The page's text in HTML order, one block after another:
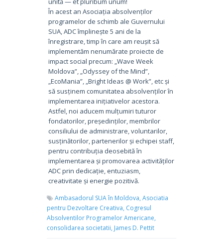
În acest an Asociația absolvenților
programelor de schimb ale Guvernului
SUA, ADC împlinește 5 ani de la
înregistrare, timp în care am reușit să
implementăm nenumărate proiecte de
impact social precum: „Wave Week
Moldova”, „Odyssey of the Mind”,
„EcoMania”, „Bright Ideas @ Work”, etc și
să susținem comunitatea absolvenților în
implementarea inițiativelor acestora.
Astfel, noi aducem mulțumiri tuturor
fondatorilor, președinților, membrilor
consiliului de administrare, voluntarilor,
susținătorilor, partenerilor și echipei staff,
pentru contribuția deosebită în
implementarea și promovarea activităților
ADC prin dedicație, entuziasm,
creativitate și energie pozitivă.
Ambasadorul SUA în Moldova, Asociatia
pentru Dezvoltare Creativa, Cogresul
Absolventilor Programelor Americane,
consolidarea societatii, James D. Pettit